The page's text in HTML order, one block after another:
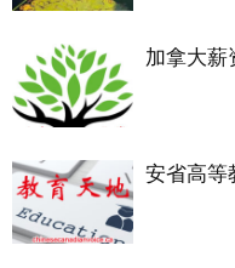
加拿大薪
安省高等